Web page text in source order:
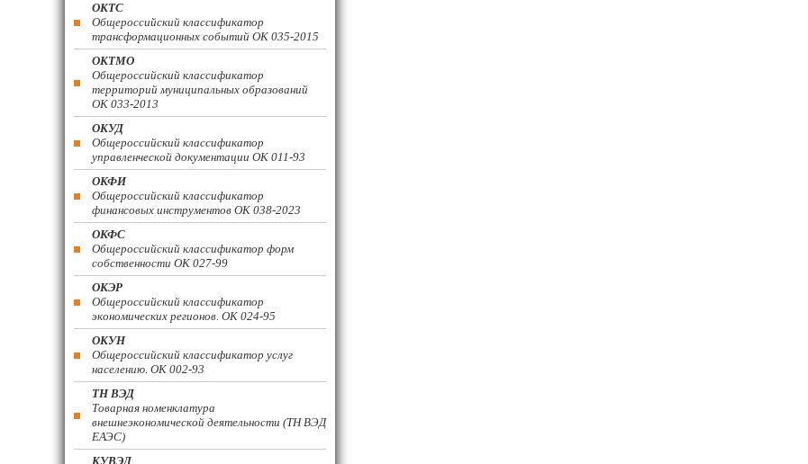
ОКТС
Общероссийский классификатор
трансформационных событий ОК 035-2015
ОКТМО
Общероссийский классификатор
территорий муниципальных образований
ОК 033-2013
ОКУД
Общероссийский классификатор
управленческой документации ОК 011-93
ОКФИ
Общероссийский классификатор
финансовых инструментов OK 038-2023
ОКФС
Общероссийский классификатор форм
собственности ОК 027-99
ОКЭР
Общероссийский классификатор
экономических регионов. ОК 024-95
ОКУН
Общероссийский классификатор услуг
населению. ОК 002-93
ТН ВЭД
Товарная номенклатура
внешнеэкономической деятельности (ТН ВЭД
ЕАЭС)
КУВЭД